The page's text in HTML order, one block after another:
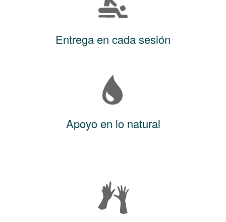
Entrega en cada sesión
Apoyo en lo natural